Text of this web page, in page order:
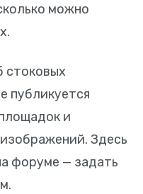
можно
стоковых
публикуется
и
Здесь
форуме — задать